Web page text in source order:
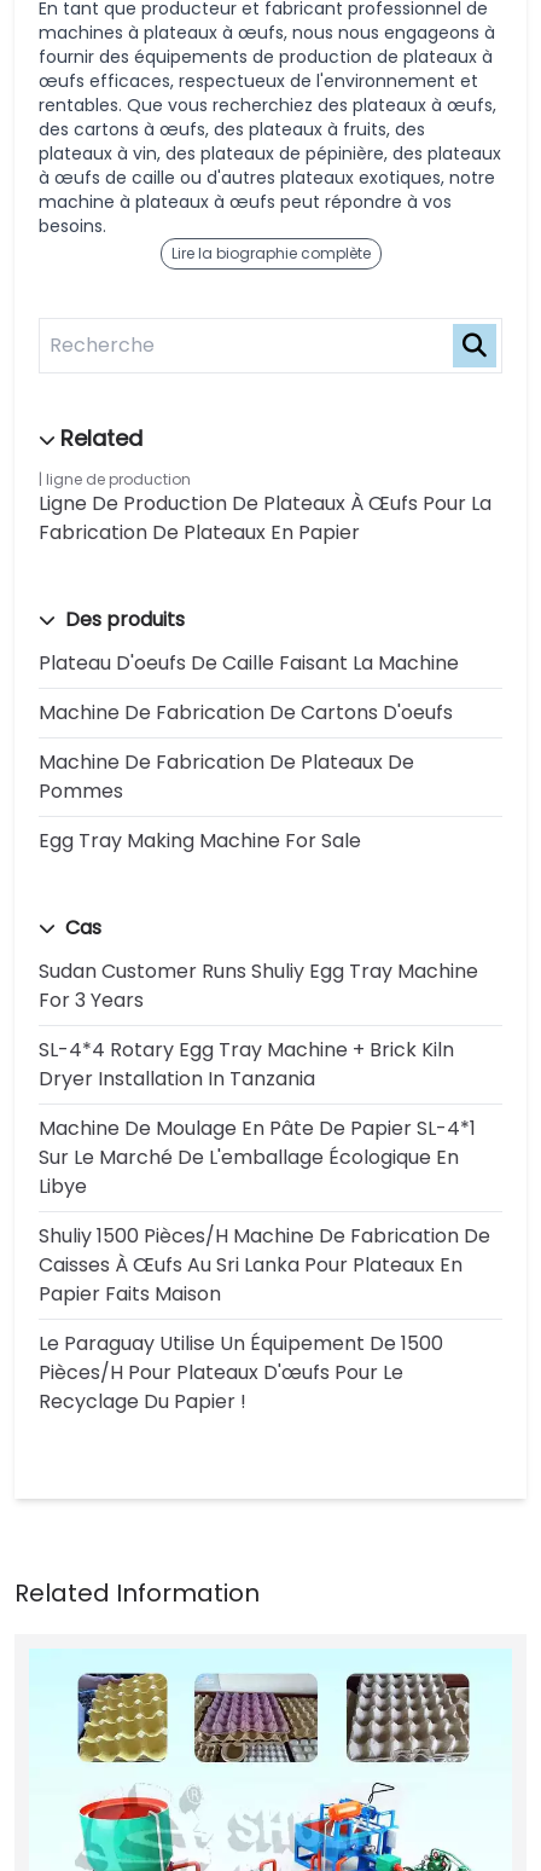
En tant que producteur et fabricant professionnel de
machines à plateaux à œufs, nous nous engageons à
fournir des équipements de production de plateaux à
œufs efficaces, respectueux de l'environnement et
rentables. Que vous recherchiez des plateaux à œufs,
des cartons à œufs, des plateaux à fruits, des
plateaux à vin, des plateaux de pépinière, des plateaux
à œufs de caille ou d'autres plateaux exotiques, notre
machine à plateaux à œufs peut répondre à vos
besoins.
Lire la biographie complète
ligne de production
Ligne De Production De Plateaux À Œufs Pour La
Fabrication De Plateaux En Papier
Des produits
Plateau D'oeufs De Caille Faisant La Machine
Machine De Fabrication De Cartons D'oeufs
Machine De Fabrication De Plateaux De
Pommes
Egg Tray Making Machine For Sale
Cas
Sudan Customer Runs Shuliy Egg Tray Machine
For 3 Years
SL-4*4 Rotary Egg Tray Machine + Brick Kiln
Dryer Installation In Tanzania
Machine De Moulage En Pâte De Papier SL-4*1
Sur Le Marché De L'emballage Écologique En
Libye
Shuliy 1500 Pièces/h Machine De Fabrication De
Caisses À Œufs Au Sri Lanka Pour Plateaux En
Papier Faits Maison
Le Paraguay Utilise Un Équipement De 1500
Pièces/h Pour Plateaux D'œufs Pour Le
Recyclage Du Papier !